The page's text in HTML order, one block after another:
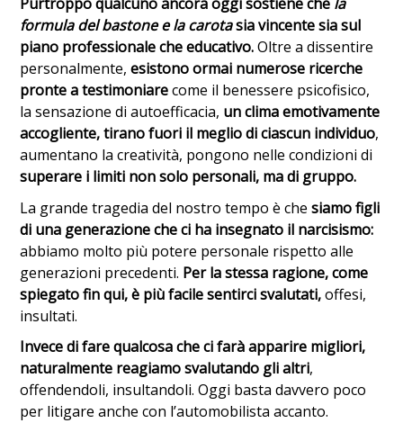
formula del bastone e la carotasia vincente sia sul
piano professionale che educativo.Oltre a dissentire
personalmente,esistono ormai numerose ricerche
pronte a testimoniarecome il benessere psicofisico,
la sensazione di autoefficacia, un clima emotivamente
accogliente, tirano fuori il meglio di ciascun individuo,
aumentano la creatività, pongono nelle condizioni di
superare i limiti non solo personali, ma di gruppo.
La grande tragedia del nostro tempo è che siamo figli
di una generazione che ci ha insegnato il narcisismo:
abbiamo molto più potere personale rispetto alle
generazioni precedenti. Per la stessa ragione, come
spiegato fin qui, è più facile sentirci svalutati,offesi,
insultati.
Invece di fare qualcosa che ci farà apparire migliori,
naturalmente reagiamo svalutando gli altri,
offendendoli, insultandoli. Oggi basta davvero poco
per litigare anche con l’automobilista accanto.